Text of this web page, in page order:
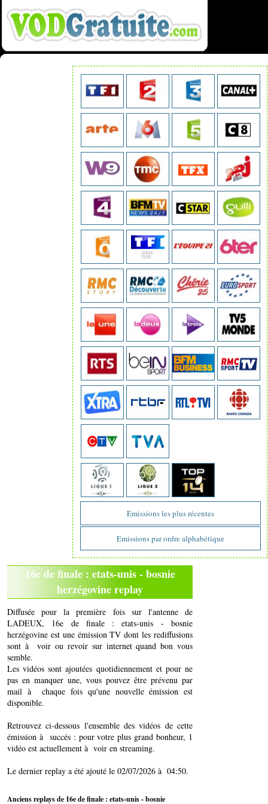
Emissions les plus récentes
Emissions par ordre alphabétique
16e de finale : etats-unis - bosnie
herzégovine replay
Diffusée pour la première fois sur l'antenne de
LADEUX, 16e de finale : etats-unis - bosnie
herzégovine est une émission TV dont les rediffusions
sont à voir ou revoir sur internet quand bon vous
semble.
Les vidéos sont ajoutées quotidiennement et pour ne
pas en manquer une, vous pouvez être prévenu par
mail à chaque fois qu'une nouvelle émission est
disponible.
Retrouvez ci-dessous l'ensemble des vidéos de cette
émission à succés : pour votre plus grand bonheur, 1
vidéo est actuellement à voir en streaming.
Le dernier replay a été ajouté le 02/07/2026 à 04:50.
Anciens replays de 16e de finale : etats-unis - bosnie